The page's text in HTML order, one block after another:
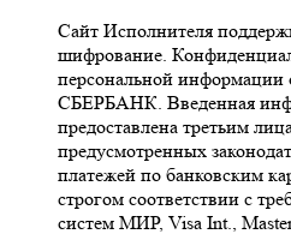
Сайт Исполнителя
шифрование.
персональной информации
СБЕРБАНК. Введенная
предоставлена третьим
предусмотренных
платежей по банковским
строгом соответствии с
систем МИР, Visa Int.,